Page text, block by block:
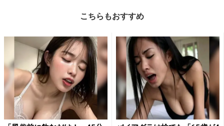
こちらもおすすめ